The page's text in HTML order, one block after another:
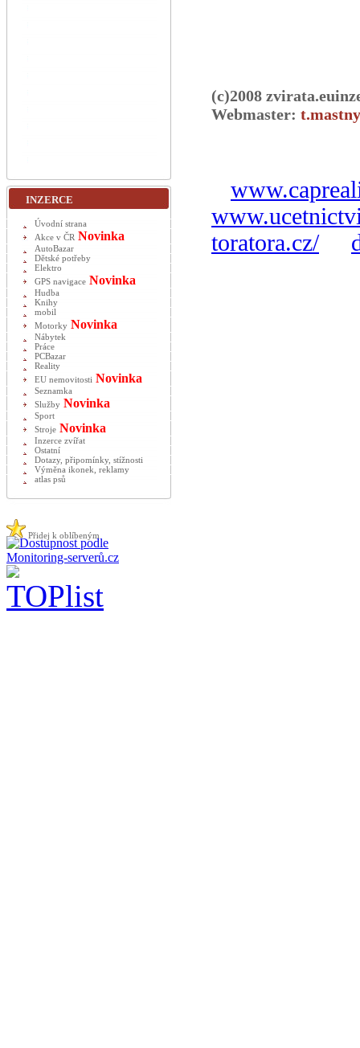
(c)2008
Webmaster:
toratora.cz/
INZERCE
Úvodní strana
Akce v ČR Novinka
AutoBazar
Dětské potřeby
Elektro
GPS navigace Novinka
Hudba
Knihy
mobil
Motorky Novinka
Nábytek
Práce
PCBazar
Reality
EU nemovitosti Novinka
Seznamka
Služby Novinka
Sport
Stroje Novinka
Inzerce zvířat
Ostatní
Dotazy, připomínky, stížnosti
Výměna ikonek, reklamy
atlas psů
Přidej k oblíbeným